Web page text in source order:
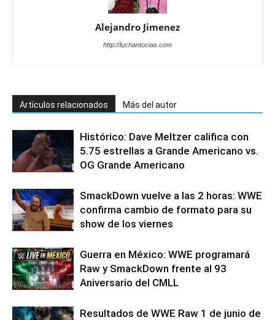
Alejandro Jimenez
http://luchantocias.com
Artículos relacionados Más del autor
Histórico: Dave Meltzer califica con
5.75 estrellas a Grande Americano vs.
OG Grande Americano
SmackDown vuelve a las 2 horas: WWE
confirma cambio de formato para su
show de los viernes
Guerra en México: WWE programará
Raw y SmackDown frente al 93
Aniversario del CMLL
Resultados de WWE Raw 1 de junio de